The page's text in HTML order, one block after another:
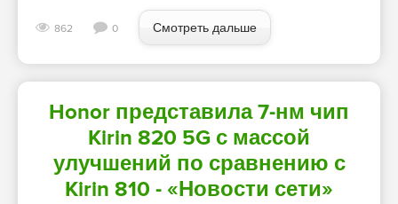
862 0 Смотреть дальше
Honor представила 7-нм чип
Kirin 820 5G с массой
улучшений по сравнению с
Kirin 810 - «Новости сети»